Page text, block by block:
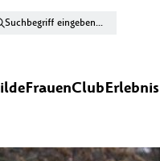
FrauenClubErlebnis